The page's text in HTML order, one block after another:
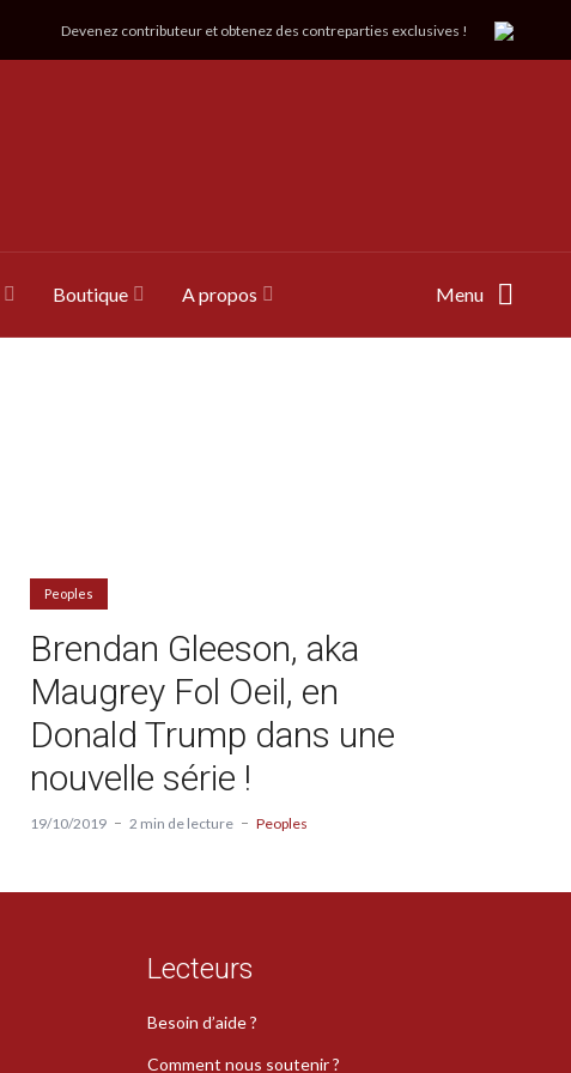
Devenez contributeur et obtenez des contreparties exclusives !
Boutique A propos Menu
Peoples
Brendan Gleeson, aka
Maugrey Fol Oeil, en
Donald Trump dans une
nouvelle série !
19/10/2019 2 min de lecture Peoples
Lecteurs
Besoin d’aide ?
Comment nous soutenir ?